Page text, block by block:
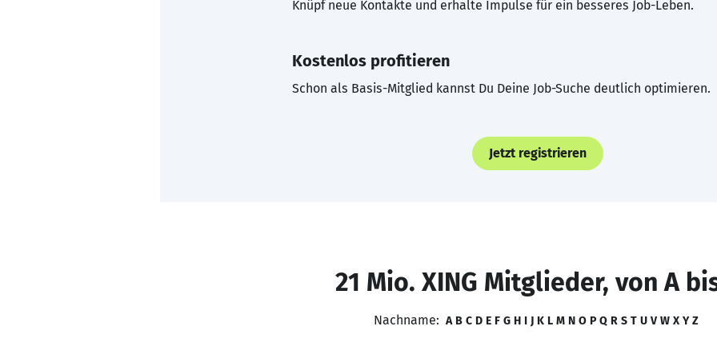
Knüpf neue Kontakte und erhalte Impulse für ein besseres Job-Leben.
Kostenlos profitieren
Schon als Basis-Mitglied kannst Du Deine Job-Suche deutlich optimieren.
Jetzt registrieren
21 Mio. XING Mitglieder, von A
Nachname: A B C D E F G H I J K L M N O P Q R S T U V W X Y Z